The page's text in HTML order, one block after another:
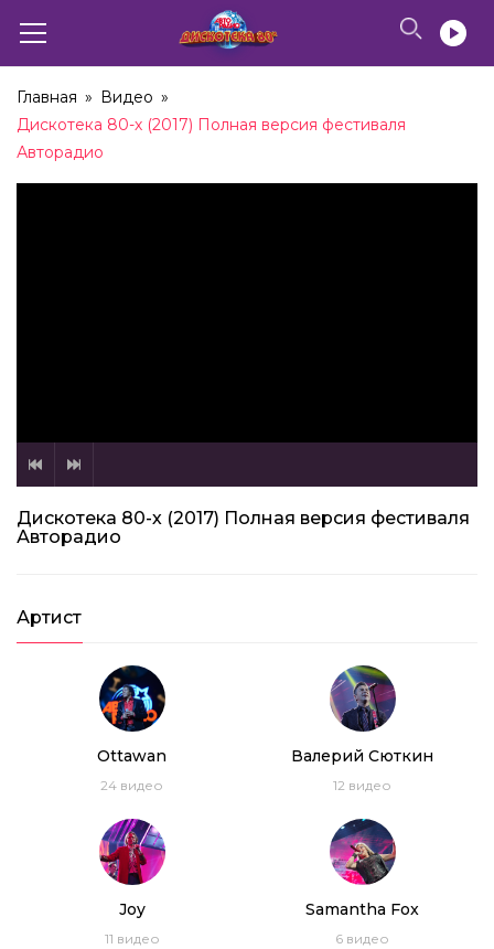
Главная » Видео »
Дискотека 80-х (2017) Полная версия фестиваля
Авторадио
Дискотека 80-х (2017) Полная версия фестиваля
Авторадио
Артист
Ottawan
24 видео
Валерий Сюткин
12 видео
Joy
11 видео
Samantha Fox
6 видео